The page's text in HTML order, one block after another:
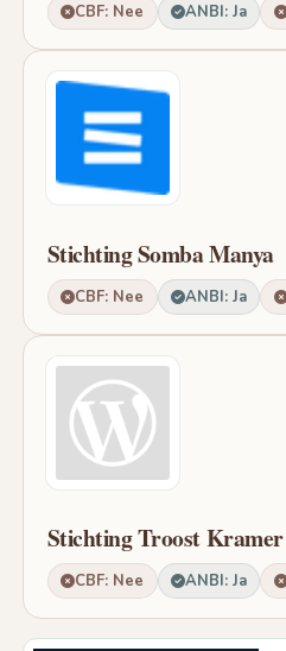
CBF: Nee ANBI: Ja
Stichting Somba Manya
CBF: Nee ANBI: Ja
Stichting Troost Kramer
CBF: Nee ANBI: Ja